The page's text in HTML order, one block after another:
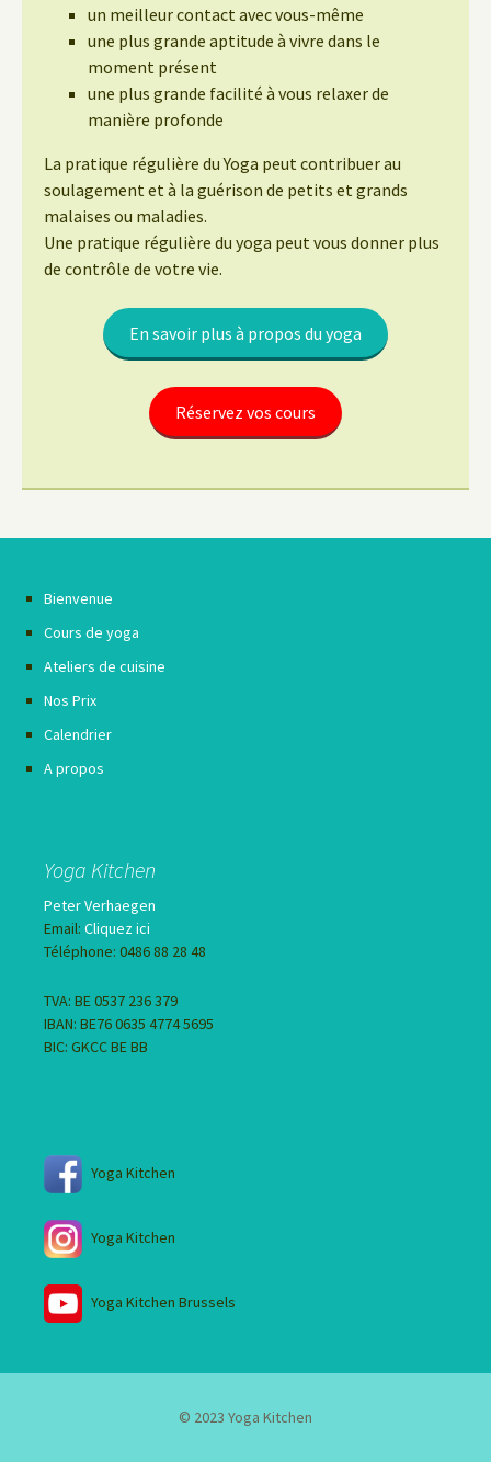
un meilleur contact avec vous-même
une plus grande aptitude à vivre dans le
moment présent
une plus grande facilité à vous relaxer de
manière profonde
La pratique régulière du Yoga peut contribuer au
soulagement et à la guérison de petits et grands
malaises ou maladies.
Une pratique régulière du yoga peut vous donner plus
de contrôle de votre vie.
En savoir plus à propos du yoga
Réservez vos cours
Bienvenue
Cours de yoga
Ateliers de cuisine
Nos Prix
Calendrier
A propos
Yoga Kitchen
Peter Verhaegen
Email: Cliquez ici
Téléphone: 0486 88 28 48
TVA: BE 0537 236 379
IBAN: BE76 0635 4774 5695
BIC: GKCC BE BB
Yoga Kitchen
Yoga Kitchen
Yoga Kitchen Brussels
© 2023 Yoga Kitchen